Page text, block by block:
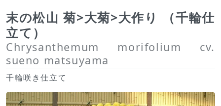
末の松山 菊>大菊>大作り （千輪仕
立て）
Chrysanthemum morifolium cv.
sueno matsuyama
千輪咲き仕立て